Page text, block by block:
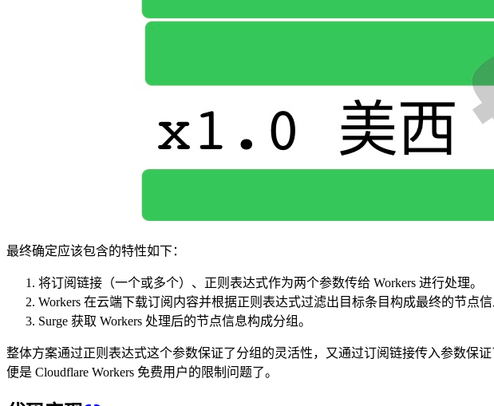
最终确定应该包含的特性如下：
将订阅链接（一个或多个）、正则表达式作为两个参数传给 Workers 进行处理。
Workers 在云端下载订阅内容并根据正则表达式过滤出目标条目构成最终的节点信
Surge 获取 Workers 处理后的节点信息构成分组。
整体方案通过正则表达式这个参数保证了分组的灵活性，又通过订阅链接传入参数保
便是 Cloudflare Workers 免费用户的限制问题了。